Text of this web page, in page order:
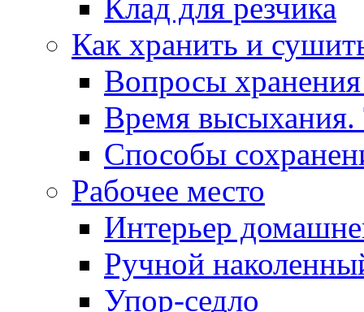
Клад для резчика
Как хранить и
Вопросы хранения
Время
Способы
Рабочее место
Интерьер
Ручной
Упор-седло